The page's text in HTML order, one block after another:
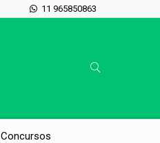
11 965850863
Concursos